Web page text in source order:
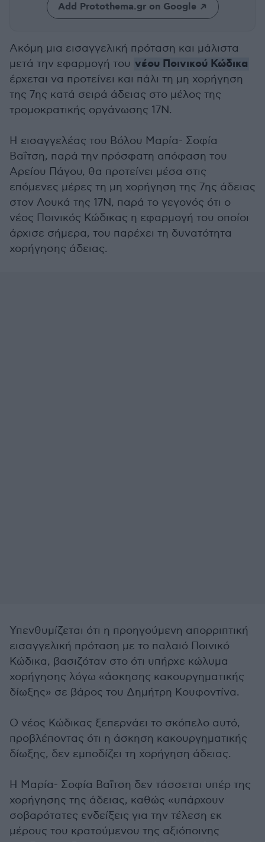
Add Protothema.gr on Google
Ακόμη μια εισαγγελική πρόταση και μάλιστα
μετά την εφαρμογή του νέου Ποινικού Κώδικα
έρχεται να προτείνει και πάλι τη μη χορήγηση
της 7ης κατά σειρά άδειας στο μέλος της
τρομοκρατικής οργάνωσης 17Ν.
Η εισαγγελέας του Βόλου Μαρία- Σοφία
Βαΐτση, παρά την πρόσφατη απόφαση του
Αρείου Πάγου, θα προτείνει μέσα στις
επόμενες μέρες τη μη χορήγηση της 7ης άδειας
στον Λουκά της 17Ν, παρά το γεγονός ότι ο
νέος Ποινικός Κώδικας η εφαρμογή του οποίοι
άρχισε σήμερα, του παρέχει τη δυνατότητα
χορήγησης άδειας.
Υπενθυμίζεται ότι η προηγούμενη απορριπτική
εισαγγελική πρόταση με το παλαιό Ποινικό
Κώδικα, βασιζόταν στο ότι υπήρχε κώλυμα
χορήγησης λόγω «άσκησης κακουργηματικής
δίωξης» σε βάρος του Δημήτρη Κουφοντίνα.
Ο νέος Κώδικας ξεπερνάει το σκόπελο αυτό,
προβλέποντας ότι η άσκηση κακουργηματικής
δίωξης, δεν εμποδίζει τη χορήγηση άδειας.
Η Μαρία- Σοφία Βαΐτση δεν τάσσεται υπέρ της
χορήγησης της άδειας, καθώς «υπάρχουν
σοβαρότατες ενδείξεις για την τέλεση εκ
μέρους του κρατούμενου της αξιόποινης